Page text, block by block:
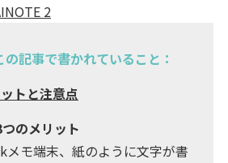
2
の記事で書かれていること：
トと注意点
のメリット
メモ端末、紙のように文字が書